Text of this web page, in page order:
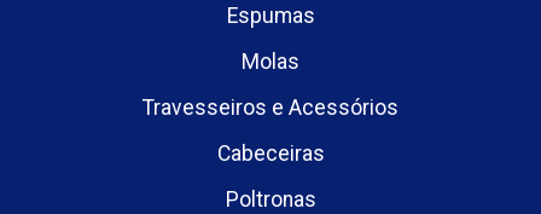
Espumas
Molas
Travesseiros e Acessórios
Cabeceiras
Poltronas